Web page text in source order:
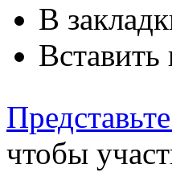
В
Вставить
чтобы